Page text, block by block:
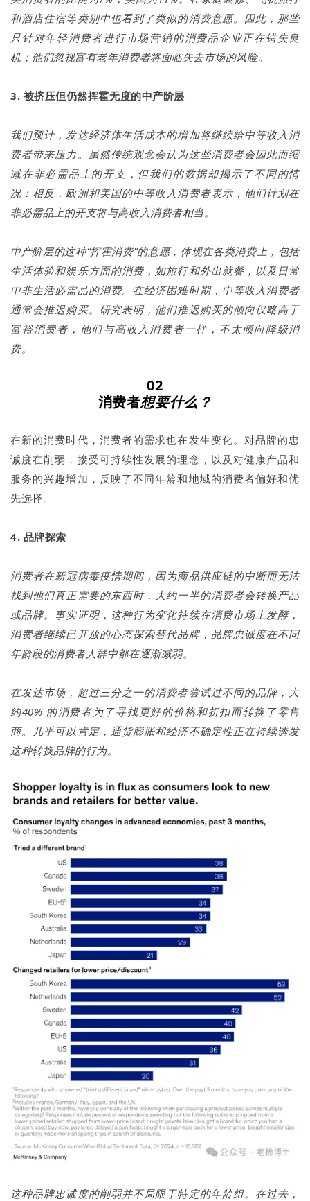
和酒店住宿等类别中也看到了类似的消费意愿。因此，那些
只针对年轻消费者进行市场营销的消费品企业正在错失良
机；他们忽视富有老年消费者将面临失去市场的风险。
3. 被挤压但仍然挥霍无度的中产阶层
我们预计，发达经济体生活成本的增加将继续给中等收入消
费者带来压力。虽然传统观念会认为这些消费者会因此而缩
减在非必需品上的开支，但我们的数据却揭示了不同的情
况：相反，欧洲和美国的中等收入消费者表示，他们计划在
非必需品上的开支将与高收入消费者相当。
中产阶层的这种“挥霍消费”的意愿，体现在各类消费上，包括
生活体验和娱乐方面的消费，如旅行和外出就餐，以及日常
中非生活必需品的消费。在经济困难时期，中等收入消费者
通常会推迟购买。研究表明，他们推迟购买的倾向仅略高于
富裕消费者，他们与高收入消费者一样，不太倾向降级消
费。
02
消费者想要什么？
在新的消费时代，消费者的需求也在发生变化。对品牌的忠
诚度在削弱，接受可持续性发展的理念，以及对健康产品和
服务的兴趣增加，反映了不同年龄和地域的消费者偏好和优
先选择。
4. 品牌探索
消费者在新冠病毒疫情期间，因为商品供应链的中断而无法
找到他们真正需要的东西时，大约一半的消费者会转换产品
或品牌。事实证明，这种行为变化持续在消费市场上发酵，
消费者继续已开放的心态探索替代品牌，品牌忠诚度在不同
年龄段的消费者人群中都在逐渐减弱。
在发达市场，超过三分之一的消费者尝试过不同的品牌，大
约40% 的消费者为了寻找更好的价格和折扣而转换了零售
商。几乎可以肯定，通货膨胀和经济不确定性正在持续诱发
这种转换品牌的行为。
这种品牌忠诚度的削弱并不局限于特定的年龄组。在过去，